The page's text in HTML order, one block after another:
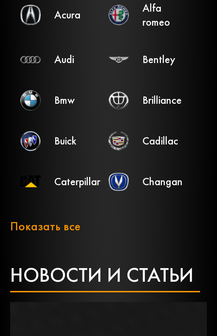
Acura
Alfa
romeo
Audi Bentley
Bmw Brilliance
Buick Cadillac
Caterpillar Changan
Chery
Показать все
НОВОСТИ И СТАТЬИ